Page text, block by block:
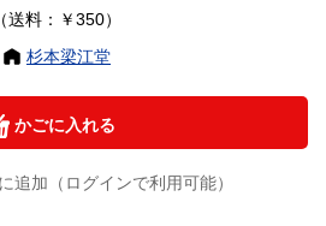
（送料：￥350）
杉本梁江堂
かごに入れる
追加（ログインで利用可能）